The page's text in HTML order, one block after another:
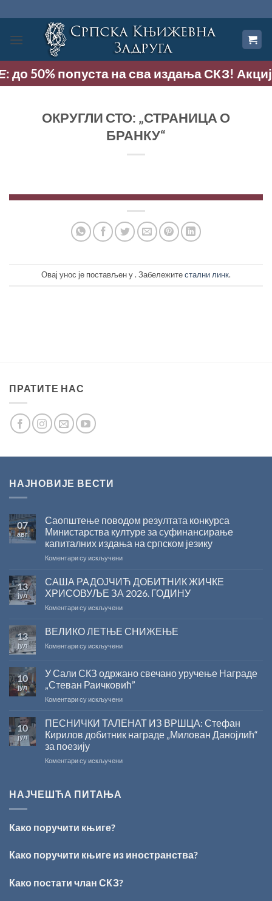
на
садржај
50% попуста на сва издања СКЗ! Акција
ОКРУГЛИ СТО: „СТРАНИЦА О
БРАНКУ“
Овај унос је постављен у . Забележитестални линк.
ПРАТИТЕ НАС
НАЈНОВИЈЕ ВЕСТИ
07
авг
Саопштење поводом резултата конкурса
Министарства културе за суфинансирање
капиталних издања на српском језику
Коментари су искљученина
поводом
резултата
конкурса
Министарства
за
капиталних
на
српском
13
јул
САША РАДОЈЧИЋ ДОБИТНИК ЖИЧКЕ
ХРИСОВУЉЕ ЗА 2026. ГОДИНУ
Коментари су искљученина
РАДОЈЧИЋ
ЖИЧКЕ
2026.
ГОДИНУ
13
јул
ВЕЛИКО ЛЕТЊЕ СНИЖЕЊЕ
Коментари су искљученина
СНИЖЕЊЕ
10
јул
У Сали СКЗ одржано свечано уручење Награде
„Стеван Раичковић”
Коментари су искљученина
Сали
одржано
уручење
10
јул
ПЕСНИЧКИ ТАЛЕНАТ ИЗ ВРШЦА: Стефан
Кирилов добитник награде „Милован Данојлић“
за поезију
Коментари су искљученина
„Милован
поезију
НАЈЧЕШЋА ПИТАЊА
Како поручити књиге?
Како поручити књиге из иностранства?
Како постати члан СКЗ?